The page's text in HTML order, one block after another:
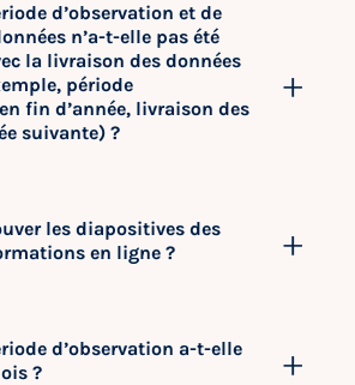
d’observation et de
n’a-t-elle pas été
la livraison des données
période
fin d’année, livraison des
suivante) ?
les diapositives des
en ligne ?
d’observation a-t-elle
?